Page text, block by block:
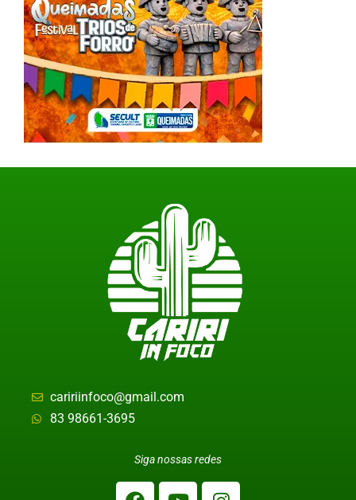
caririinfoco@gmail.com
83 98661-3695
Siga nossas redes